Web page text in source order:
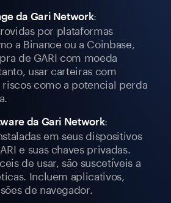
da Gari Network:
por plataformas
a Binance ou a Coinbase,
de GARI com moeda
usar carteiras com
como a potencial perda
da Gari Network:
em seus dispositivos
e suas chaves privadas.
de usar, são suscetíveis a
Incluem aplicativos,
de navegador.